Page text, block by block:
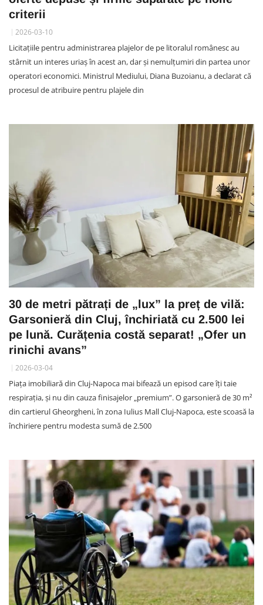
criterii
2026-03-10
Licitațiile pentru administrarea plajelor de pe litoralul românesc au
stârnit un interes uriaș în acest an, dar și nemulțumiri din partea unor
operatori economici. Ministrul Mediului, Diana Buzoianu, a declarat că
procesul de atribuire pentru plajele din
30 de metri pătrați de „lux” la preț de vilă:
Garsonieră din Cluj, închiriată cu 2.500 lei
pe lună. Curățenia costă separat! „Ofer un
rinichi avans”
2026-03-04
Piața imobiliară din Cluj-Napoca mai bifează un episod care îți taie
respirația, și nu din cauza finisajelor „premium”. O garsonieră de 30 m²
din cartierul Gheorgheni, în zona Iulius Mall Cluj-Napoca, este scoasă la
închiriere pentru modesta sumă de 2.500